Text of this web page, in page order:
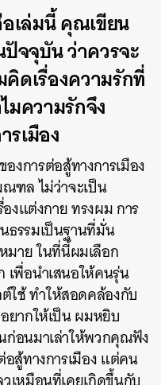
เล่มนี้ คุณเขียน
จจุบัน ว่าควรจะ
ดเรื่องความรักที่
มความรักจึง
เมือง
การต่อสู้ทางการเมือง
ฑล ไม่ว่าจะเป็น
งแต่งกาย ทรงผม การ
ธรรมเป็นฐานที่มั่น
มายในที่นี้ผมเลือก
เพื่อนำเสนอให้คนรุ่น
ใช้ ทำให้สอดคล้องกับ
ยากให้เป็น ผมหยิบ
อนมาเล่าให้พวกคุณฟัง
สู้ทางการเมือง แต่คน